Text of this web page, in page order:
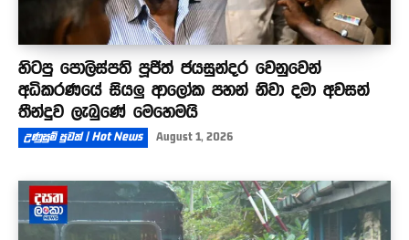
හිටපු පොලිස්පති පූජිත් ජයසුන්දර වෙනුවෙන්
අධිකරණයේ සියලු ආලෝක පහන් නිවා දමා අවසන්
තීන්දුව ලැබුණේ මෙහෙමයි
උණුසුම් පුවත් | Hot News August 1, 2026